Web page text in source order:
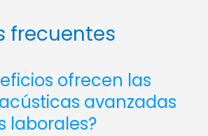
frecuentes
ofrecen las
avanzadas
laborales?